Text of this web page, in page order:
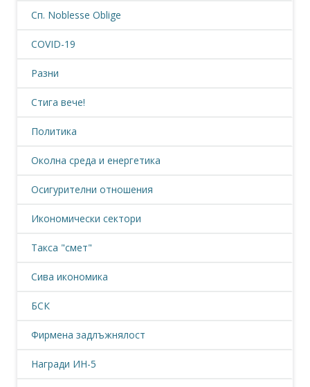
Сп. Noblesse Oblige
COVID-19
Разни
Стига вече!
Политика
Околна среда и енергетика
Осигурителни отношения
Икономически сектори
Такса "смет"
Сива икономика
БСК
Фирмена задлъжнялост
Награди ИН-5